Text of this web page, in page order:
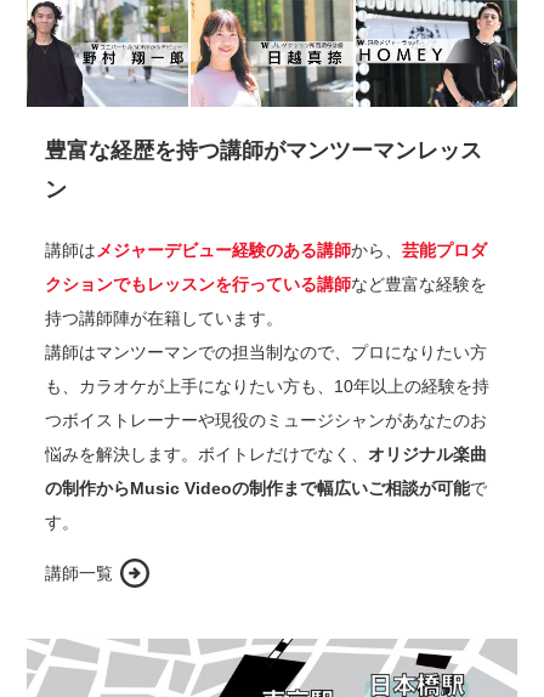
豊富な経歴を持つ講師がマンツーマンレッス
ン
講師は メジャーデビュー経験のある講師から、芸能プロダ
クションでもレッスンを行っている講師など豊富な経験を
持つ講師陣が在籍しています。
講師はマンツーマンでの担当制なので、プロになりたい方
も、カラオケが上手になりたい方も、10年以上の経験を持
つボイストレーナーや現役のミュージシャンがあなたのお
悩みを解決します。ボイトレだけでなく、オリジナル楽曲
の制作からMusic Videoの制作まで幅広いご相談が可能で
す。
講師一覧